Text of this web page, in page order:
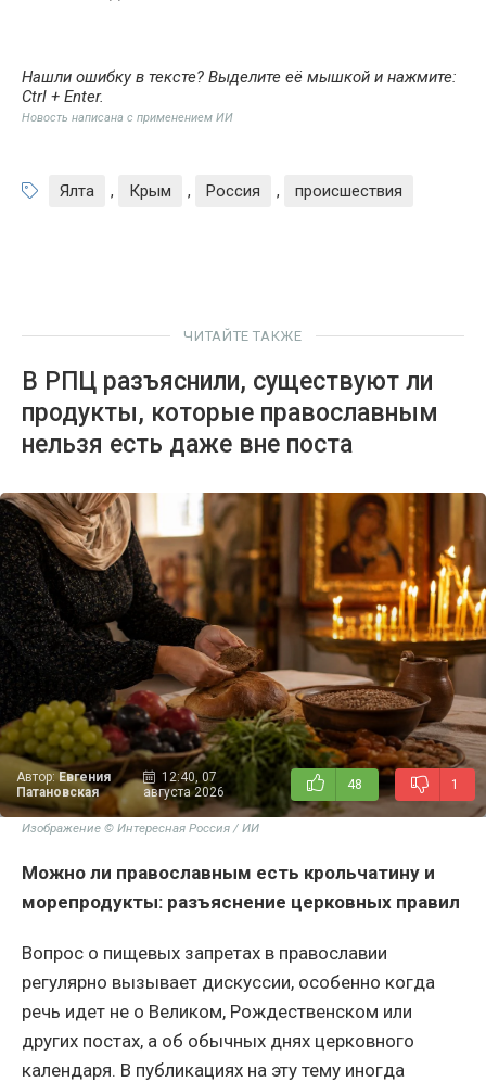
Нашли ошибку в тексте? Выделите её мышкой и нажмите:
Ctrl + Enter.
Новость написана с применением ИИ
Ялта , Крым , Россия , происшествия
ЧИТАЙТЕ ТАКЖЕ
В РПЦ разъяснили, существуют ли
продукты, которые православным
нельзя есть даже вне поста
Автор: Евгения
Патановская
12:40, 07
августа 2026
48 1
Изображение © Интересная Россия / ИИ
Можно ли православным есть крольчатину и
морепродукты: разъяснение церковных правил
Вопрос о пищевых запретах в православии
регулярно вызывает дискуссии, особенно когда
речь идет не о Великом, Рождественском или
других постах, а об обычных днях церковного
календаря. В публикациях на эту тему иногда